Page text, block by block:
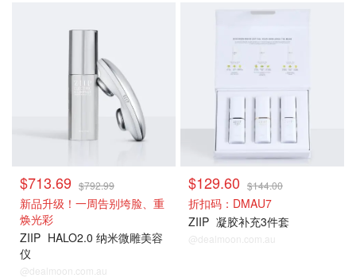
$713.69 $792.99
新品升级！一周告别垮脸、重
焕光彩
ZIIP HALO2.0 纳米微雕美容
仪
@dealmoon.com.au
$129.60 $144.00
折扣码：DMAU7
ZIIP 凝胶补充3件套
@dealmoon.com.au